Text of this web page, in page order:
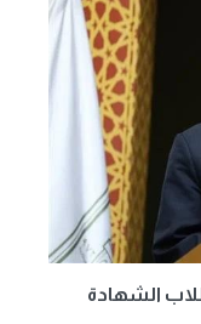
الشهادة